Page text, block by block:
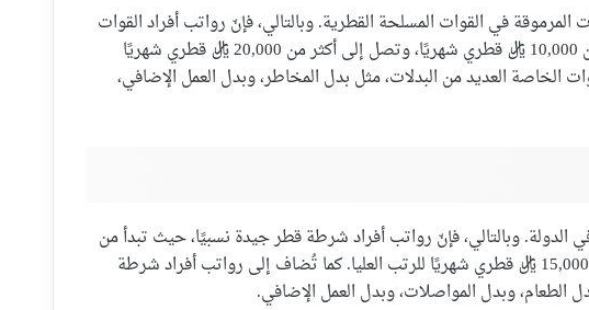
في القوات المسلحة القطرية. وبالتالي، فإنّ رواتب أفراد القوات
الخاصة القطرية مرتفعة نسبيًا، حيث تبدأ من 10,000 ريال قطري شهريًا، وتصل إلى أكثر من 20,000 ريال قطري شهريًا
الخاصة العديد من البدلات، مثل بدل المخاطر، وبدل العمل الإضافي،
وبالتالي، فإنّ رواتب أفراد شرطة قطر جيدة نسبيًا، حيث تبدأ من
6,000 ريال قطري شهريًا، وتصل إلى أكثر من 15,000 ريال قطري شهريًا للرتب العليا. كما تُضاف إلى رواتب أفراد شرطة
الطعام، وبدل المواصلات، وبدل العمل الإضافي.